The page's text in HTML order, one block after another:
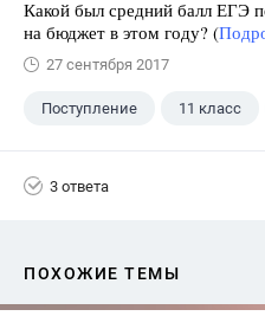
Какой был средний балл ЕГЭ
на бюджет в этом году? (
27 сентября 2017
Поступление 11 класс
3 ответа
ПОХОЖИЕ ТЕМЫ